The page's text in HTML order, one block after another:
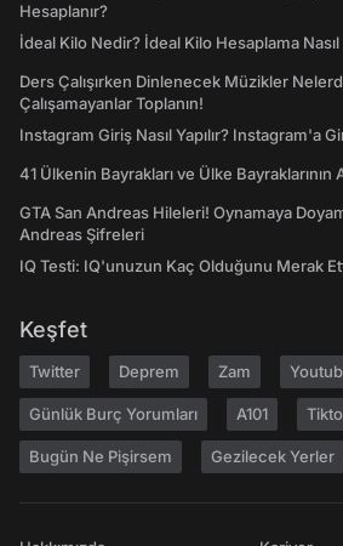
Hesaplanır?
İdeal Kilo Nedir? İdeal Kilo Hesaplama Nasıl
Ders Çalışırken Dinlenecek Müzikler
Çalışamayanlar Toplanın!
Instagram Giriş Nasıl Yapılır? Instagram'a
41 Ülkenin Bayrakları ve Ülke Bayraklarının
GTA San Andreas Hileleri! Oynamaya
Andreas Şifreleri
IQ Testi: IQ'unuzun Kaç Olduğunu Merak
Keşfet
Twitter Deprem Zam
Günlük Burç Yorumları A101
Bugün Ne Pişirsem Gezilecek Yerler